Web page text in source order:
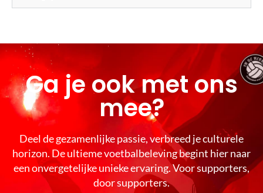
Ga je ook met ons
mee?
Deel de gezamenlijke passie, verbreed je culturele
horizon. De ultieme voetbalbeleving begint hier naar
een onvergetelijke unieke ervaring. Voor supporters,
door supporters.